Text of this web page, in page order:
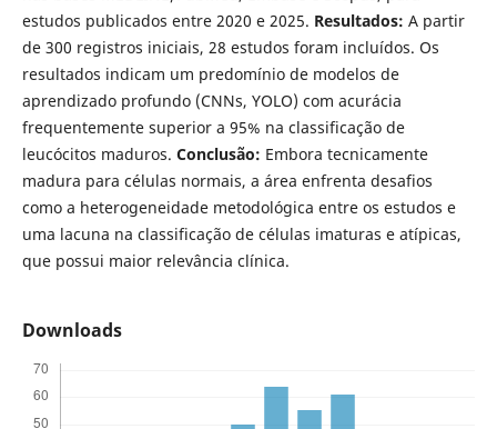
estudos publicados entre 2020 e 2025. Resultados: A partir
de 300 registros iniciais, 28 estudos foram incluídos. Os
resultados indicam um predomínio de modelos de
aprendizado profundo (CNNs, YOLO) com acurácia
frequentemente superior a 95% na classificação de
leucócitos maduros. Conclusão: Embora tecnicamente
madura para células normais, a área enfrenta desafios
como a heterogeneidade metodológica entre os estudos e
uma lacuna na classificação de células imaturas e atípicas,
que possui maior relevância clínica.
Downloads